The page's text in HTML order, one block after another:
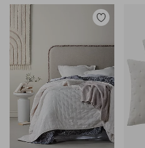
Tilføj